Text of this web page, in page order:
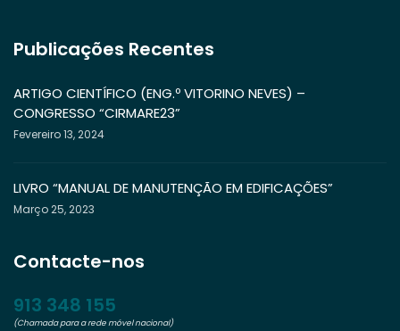
Publicações Recentes
ARTIGO CIENTÍFICO (ENG.º VITORINO NEVES) –
CONGRESSO “CIRMARE23”
Fevereiro 13, 2024
LIVRO “MANUAL DE MANUTENÇÃO EM EDIFICAÇÕES”
Março 25, 2023
Contacte-nos
913 348 155
(Chamada para a rede móvel nacional)